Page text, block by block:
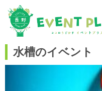
水槽のイベント